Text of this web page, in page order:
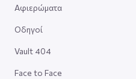
Αφιερώματα
Οδηγοί
Vault 404
Face to Face